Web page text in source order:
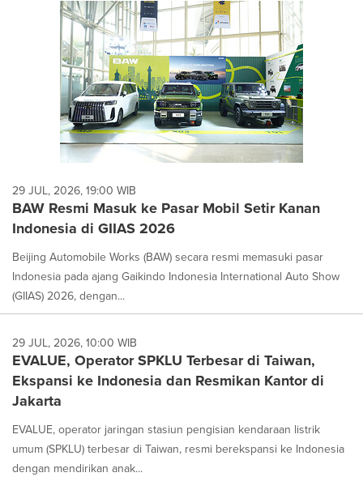
29 JUL, 2026, 19:00 WIB
BAW Resmi Masuk ke Pasar Mobil Setir Kanan
Indonesia di GIIAS 2026
Beijing Automobile Works (BAW) secara resmi memasuki pasar
Indonesia pada ajang Gaikindo Indonesia International Auto Show
(GIIAS) 2026, dengan...
29 JUL, 2026, 10:00 WIB
EVALUE, Operator SPKLU Terbesar di Taiwan,
Ekspansi ke Indonesia dan Resmikan Kantor di
Jakarta
EVALUE, operator jaringan stasiun pengisian kendaraan listrik
umum (SPKLU) terbesar di Taiwan, resmi berekspansi ke Indonesia
dengan mendirikan anak...